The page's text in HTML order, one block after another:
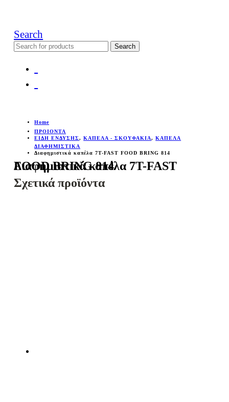
Search
Search
for:
Home
ΠΡΟΙΟΝΤΑ
ΕΙΔΗ ΕΝΔΥΣΗΣ,ΚΑΠΕΛΑ - ΣΚΟΥΦΑΚΙΑ,ΚΑΠΕΛΑ
ΔΙΑΦΗΜΙΣΤΙΚΑ
Διαφημιστικά καπέλα 7T-FAST FOOD BRING 814
Διαφημιστικά καπέλα 7T-FAST FOOD BRING 814
Σχετικά προϊόντα